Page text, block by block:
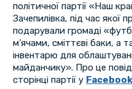
політичної партії «Наш
Зачепилівка, під час якої
подарували громаді
м’ячами, сміттєві баки, а
інвентарю для
майданчику». Про це
сторінці партії у Facebook